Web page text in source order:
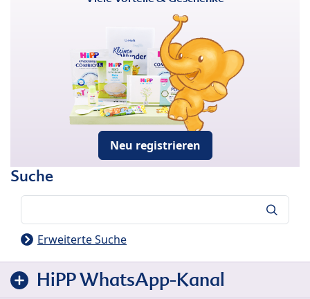
Neu registrieren
Suche
Erweiterte Suche
HiPP WhatsApp-Kanal